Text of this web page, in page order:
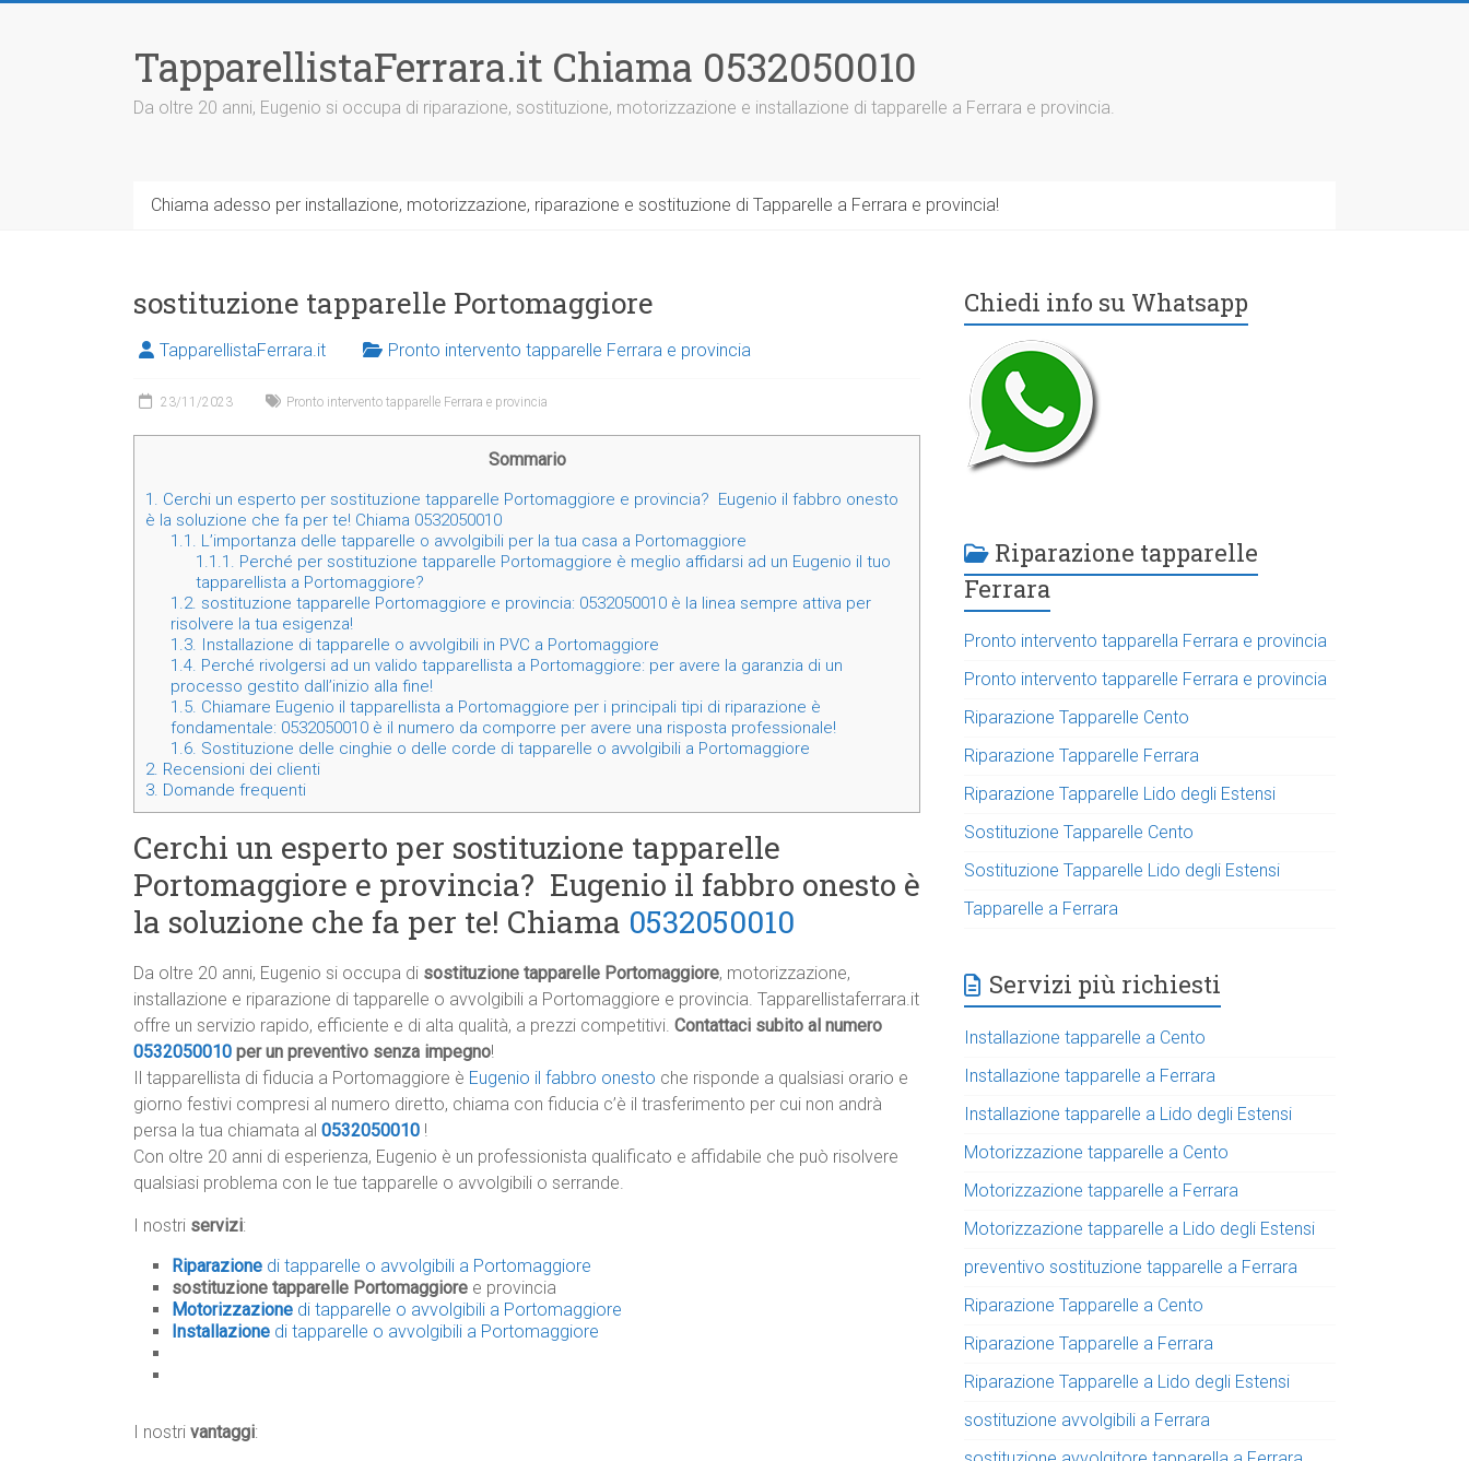
TapparellistaFerrara.it Chiama 0532050010
Da oltre 20 anni, Eugenio si occupa di riparazione, sostituzione, motorizzazione e installazione di tapparelle a Ferrara e provincia.
Chiama adesso per installazione, motorizzazione, riparazione e sostituzione di Tapparelle a Ferrara e provincia!
sostituzione tapparelle Portomaggiore
TapparellistaFerrara.it Pronto intervento tapparelle Ferrara e provincia
23/11/2023 Pronto intervento tapparelle Ferrara e provincia
Sommario
1. Cerchi un esperto per sostituzione tapparelle Portomaggiore e provincia? Eugenio il fabbro onesto
è la soluzione che fa per te! Chiama 0532050010
1.1. L’importanza delle tapparelle o avvolgibili per la tua casa a Portomaggiore
1.1.1. Perché per sostituzione tapparelle Portomaggiore è meglio affidarsi ad un Eugenio il tuo
tapparellista a Portomaggiore?
1.2. sostituzione tapparelle Portomaggiore e provincia: 0532050010 è la linea sempre attiva per
risolvere la tua esigenza!
1.3. Installazione di tapparelle o avvolgibili in PVC a Portomaggiore
1.4. Perché rivolgersi ad un valido tapparellista a Portomaggiore: per avere la garanzia di un
processo gestito dall’inizio alla fine!
1.5. Chiamare Eugenio il tapparellista a Portomaggiore per i principali tipi di riparazione è
fondamentale: 0532050010 è il numero da comporre per avere una risposta professionale!
1.6. Sostituzione delle cinghie o delle corde di tapparelle o avvolgibili a Portomaggiore
2. Recensioni dei clienti
3. Domande frequenti
Cerchi un esperto per sostituzione tapparelle
Portomaggiore e provincia? Eugenio il fabbro onesto è
la soluzione che fa per te! Chiama 0532050010
Da oltre 20 anni, Eugenio si occupa di sostituzione tapparelle Portomaggiore, motorizzazione,
installazione e riparazione di tapparelle o avvolgibili a Portomaggiore e provincia. Tapparellistaferrara.it
offre un servizio rapido, efficiente e di alta qualità, a prezzi competitivi. Contattaci subito al numero
0532050010 per un preventivo senza impegno!
Il tapparellista di fiducia a Portomaggiore è Eugenio il fabbro onesto che risponde a qualsiasi orario e
giorno festivi compresi al numero diretto, chiama con fiducia c’è il trasferimento per cui non andrà
persa la tua chiamata al 0532050010 !
Con oltre 20 anni di esperienza, Eugenio è un professionista qualificato e affidabile che può risolvere
qualsiasi problema con le tue tapparelle o avvolgibili o serrande.
I nostri servizi:
Riparazione di tapparelle o avvolgibili a Portomaggiore
sostituzione tapparelle Portomaggiore e provincia
Motorizzazione di tapparelle o avvolgibili a Portomaggiore
Installazione di tapparelle o avvolgibili a Portomaggiore
I nostri vantaggi:
Chiedi info su Whatsapp
Riparazione tapparelle
Ferrara
Pronto intervento tapparella Ferrara e provincia
Pronto intervento tapparelle Ferrara e provincia
Riparazione Tapparelle Cento
Riparazione Tapparelle Ferrara
Riparazione Tapparelle Lido degli Estensi
Sostituzione Tapparelle Cento
Sostituzione Tapparelle Lido degli Estensi
Tapparelle a Ferrara
Servizi più richiesti
Installazione tapparelle a Cento
Installazione tapparelle a Ferrara
Installazione tapparelle a Lido degli Estensi
Motorizzazione tapparelle a Cento
Motorizzazione tapparelle a Ferrara
Motorizzazione tapparelle a Lido degli Estensi
preventivo sostituzione tapparelle a Ferrara
Riparazione Tapparelle a Cento
Riparazione Tapparelle a Ferrara
Riparazione Tapparelle a Lido degli Estensi
sostituzione avvolgibili a Ferrara